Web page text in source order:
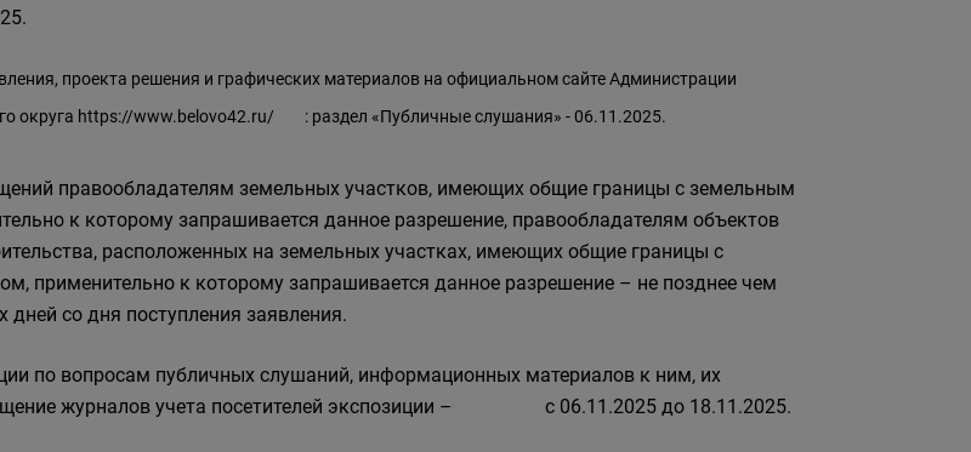
проекта решения и графических материалов на официальном сайте Администрации
округа https://www.belovo42.ru/ : раздел «Публичные слушания» - 06.11.2025.
правообладателям земельных участков, имеющих общие границы с земельным
к которому запрашивается данное разрешение, правообладателям объектов
расположенных на земельных участках, имеющих общие границы с
применительно к которому запрашивается данное разрешение – не позднее чем
дней со дня поступления заявления.
по вопросам публичных слушаний, информационных материалов к ним, их
журналов учета посетителей экспозиции – с 06.11.2025 до 18.11.2025.